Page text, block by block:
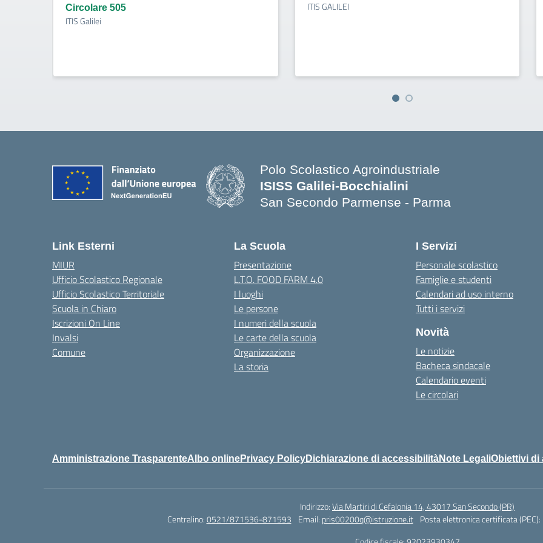
Circolare 505
ITIS Galilei
ITIS GALILEI
Polo Scolastico Agroindustriale
ISISS Galilei-Bocchialini
San Secondo Parmense - Parma
Link Esterni
MIUR
Ufficio Scolastico Regionale
Ufficio Scolastico Territoriale
Scuola in Chiaro
Iscrizioni On Line
Invalsi
Comune
La Scuola
Presentazione
L.T.O. FOOD FARM 4.0
I luoghi
Le persone
I numeri della scuola
Le carte della scuola
Organizzazione
La storia
I Servizi
Personale scolastico
Famiglie e studenti
Calendari ad uso interno
Tutti i servizi
Novità
Le notizie
Bacheca sindacale
Calendario eventi
Le circolari
Amministrazione TrasparenteAlbo onlinePrivacy PolicyDichiarazione di accessibilitàNote LegaliObiettivi di
Indirizzo:Via Martiri di Cefalonia 14, 43017 San Secondo (PR)
Centralino:0521/871536-871593 Email: pris00200q@istruzione.it Posta elettronica certificata (PEC):